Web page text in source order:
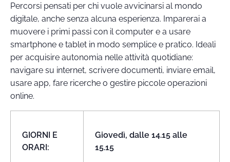
Percorsi pensati per chi vuole avvicinarsi al mondo
digitale, anche senza alcuna esperienza. Imparerai a
muovere i primi passi con il computer e a usare
smartphone e tablet in modo semplice e pratico. Ideali
per acquisire autonomia nelle attività quotidiane:
navigare su internet, scrivere documenti, inviare email,
usare app, fare ricerche o gestire piccole operazioni
online.
GIORNI E
ORARI:
Giovedì, dalle 14.15 alle
15.15